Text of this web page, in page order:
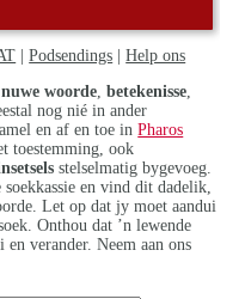
|Podsendings |Help ons
nuwe woorde ,betekenisse
nog nié in ander
en af en toe inPharos
toestemming, ook
stelselmatig bygevoeg.
en vind dit dadelik,
Let op dat jy moet aandui
Onthou dat ’n lewende
verander. Neem aan ons